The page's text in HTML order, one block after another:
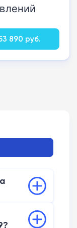
890 руб.
с
замечена